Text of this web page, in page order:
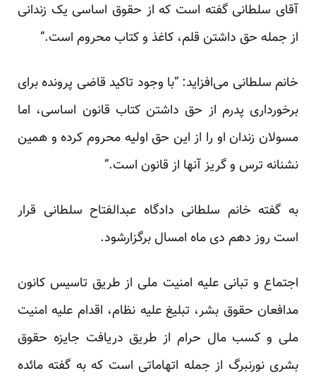
آقای سلطانی گفته است که از حقوق اساسی یک زندانی
از جمله حق داشتن قلم، کاغذ و کتاب محروم است.”
خانم سلطانی می‌افزاید: “با وجود تاکید قاضی پرونده برای
برخورداری پدرم از حق داشتن کتاب قانون اساسی، اما
مسولان زندان او را از این حق اولیه محروم کرده و همین
نشنانه ترس و گریز آنها از قانون است.”
به گفته خانم سلطانی دادگاه عبدالفتاح سلطانی قرار
است روز دهم دی ماه امسال برگزارشود.
اجتماع و تبانی علیه امنیت ملی از طریق تاسیس کانون
مدافعان حقوق بشر، تبلیغ علیه نظام، اقدام علیه امنیت
ملی و کسب مال حرام از طریق دریافت جایزه حقوق
بشری نورنبرگ از جمله اتهاماتی است که به گفته مائده